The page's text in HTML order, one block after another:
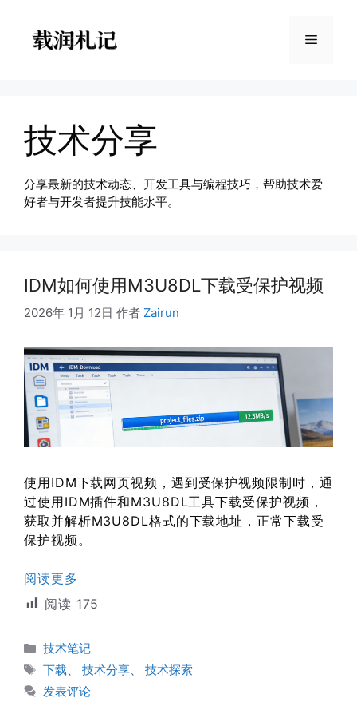
菜
技术分享
分享最新的技术动态、开发工具与编程技巧，帮助技术爱
好者与开发者提升技能水平。
IDM如何使用M3U8DL下载受保护视频
2026年 1月 12日 作者 Zairun
使用IDM下载网页视频，遇到受保护视频限制时，通
过使用IDM插件和M3U8DL工具下载受保护视频，
获取并解析M3U8DL格式的下载地址，正常下载受
保护视频。
阅读更多
阅读 175
分
类
技术笔记
标
签
下载 技术分享
技术探索
发表评论